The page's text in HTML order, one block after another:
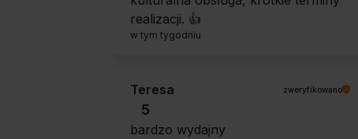
realizacji. 👍️
w tym tygodniu
Teresa zweryfikowano
5
bardzo wydajny